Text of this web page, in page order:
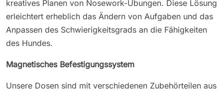
kreatives Planen von Nosework-Übungen. Diese Lösung
erleichtert erheblich das Ändern von Aufgaben und das
Anpassen des Schwierigkeitsgrads an die Fähigkeiten
des Hundes.
Magnetisches Befestigungssystem
Unsere Dosen sind mit verschiedenen Zubehörteilen aus